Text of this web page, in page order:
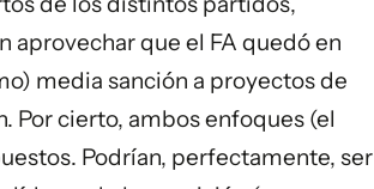
aprovechar que el FA quedó en
media sanción a proyectos de
Por cierto, ambos enfoques (el
Podrían, perfectamente, ser